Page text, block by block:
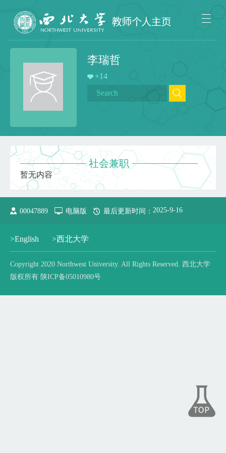
李瑞哲
+14
社会兼职
暂无内容
00047889 电脑版 最后更新时间： 2025-9-16
>English >西北大学
Copyright 2020 Northwest University. All Rights Reserved. 西北大学
版权所有 陕ICP备05010980号